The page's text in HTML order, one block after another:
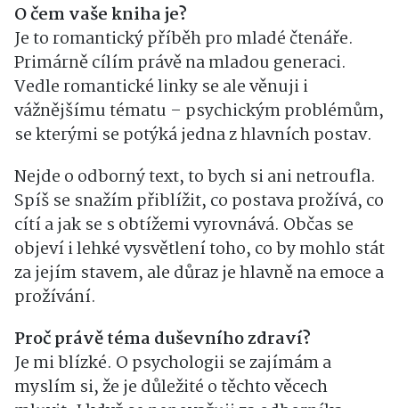
O čem vaše kniha je?
Je to romantický příběh pro mladé čtenáře.
Primárně cílím právě na mladou generaci.
Vedle romantické linky se ale věnuji i
vážnějšímu tématu – psychickým problémům,
se kterými se potýká jedna z hlavních postav.
Nejde o odborný text, to bych si ani netroufla.
Spíš se snažím přiblížit, co postava prožívá, co
cítí a jak se s obtížemi vyrovnává. Občas se
objeví i lehké vysvětlení toho, co by mohlo stát
za jejím stavem, ale důraz je hlavně na emoce a
prožívání.
Proč právě téma duševního zdraví?
Je mi blízké. O psychologii se zajímám a
myslím si, že je důležité o těchto věcech